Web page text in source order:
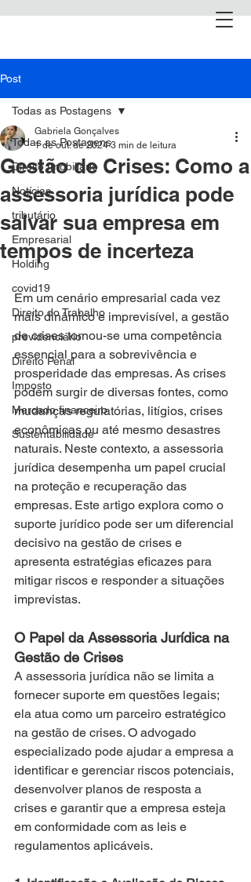
Post
Todas as Postagens
Direito Imobiliário
Notícias
tributário
Empresarial
Holding
covid19
Direito do Trabalho
previdenciário
Direito Penal
Imposto
Mercado financeiro
Sustentabilidade
Todas as Postagens
Gestão de Crises: Como a
assessoria jurídica pode
salvar sua empresa em
tempos de incerteza
Gabriela Gonçalves
1 de out. de 2024 3 min de leitura
Em um cenário empresarial cada vez
mais dinâmico e imprevisível, a gestão
de crises tornou-se uma competência
essencial para a sobrevivência e
prosperidade das empresas. As crises
podem surgir de diversas fontes, como
mudanças regulatórias, litígios, crises
econômicas ou até mesmo desastres
naturais. Neste contexto, a assessoria
jurídica desempenha um papel crucial
na proteção e recuperação das
empresas. Este artigo explora como o
suporte jurídico pode ser um diferencial
decisivo na gestão de crises e
apresenta estratégias eficazes para
mitigar riscos e responder a situações
imprevistas.
O Papel da Assessoria Jurídica na
Gestão de Crises
A assessoria jurídica não se limita a
fornecer suporte em questões legais;
ela atua como um parceiro estratégico
na gestão de crises. O advogado
especializado pode ajudar a empresa a
identificar e gerenciar riscos potenciais,
desenvolver planos de resposta a
crises e garantir que a empresa esteja
em conformidade com as leis e
regulamentos aplicáveis.